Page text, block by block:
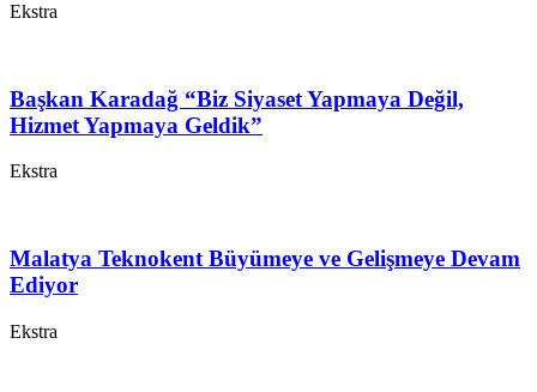
Ekstra
Başkan Karadağ “Biz Siyaset Yapmaya Değil,
Hizmet Yapmaya Geldik”
Ekstra
Malatya Teknokent Büyümeye ve Gelişmeye Devam
Ediyor
Ekstra